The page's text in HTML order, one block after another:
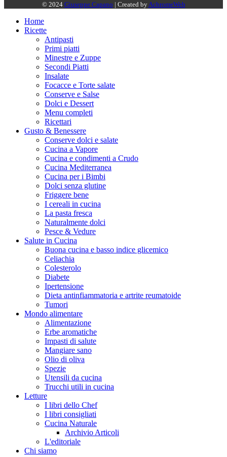
© 2024 Giuseppe Capano | Created byAchromeWeb
Home
Ricette
Antipasti
Primi piatti
Minestre e Zuppe
Secondi Piatti
Insalate
Focacce e Torte salate
Conserve e Salse
Dolci e Dessert
Menu completi
Ricettari
Gusto & Benessere
Conserve dolci e salate
Cucina a Vapore
Cucina e condimenti a Crudo
Cucina Mediterranea
Cucina per i Bimbi
Dolci senza glutine
Friggere bene
I cereali in cucina
La pasta fresca
Naturalmente dolci
Pesce & Vedure
Salute in Cucina
Buona cucina e basso indice glicemico
Celiachia
Colesterolo
Diabete
Ipertensione
Dieta antinfiammatoria e artrite reumatoide
Tumori
Mondo alimentare
Alimentazione
Erbe aromatiche
Impasti di salute
Mangiare sano
Olio di oliva
Spezie
Utensili da cucina
Trucchi utili in cucina
Letture
I libri dello Chef
I libri consigliati
Cucina Naturale
Archivio Articoli
L'editoriale
Chi siamo